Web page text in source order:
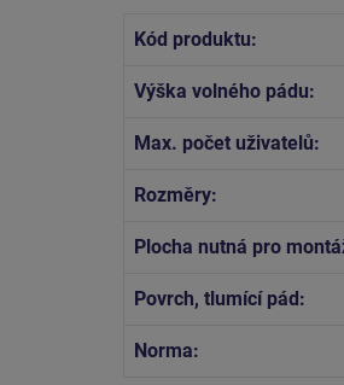
Kód produktu:
Výška volného pádu:
Max. počet uživatelů:
Rozměry:
Plocha nutná pro
Povrch, tlumící pád:
Norma: